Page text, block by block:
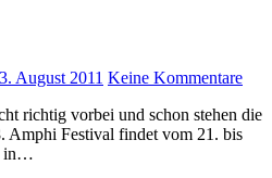
August 2011 Keine Kommentare
Amphi Festival findet vom 21. bis
in…